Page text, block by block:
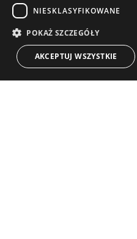
Nieruchomości
Przewodniki
Zespół
Blog
NIESKLASYFIKOWANE
POKAŻ SZCZEGÓŁY
AKCEPTUJ WSZYSTKIE